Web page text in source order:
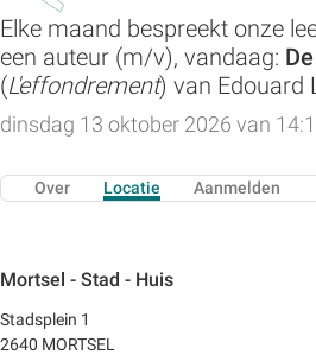
Elke maand bespreekt onze
een auteur (m/v), vandaag:
(L'effondrement) van Edouard
dinsdag 13 oktober 2026 van
Over Locatie Aanmelden
Mortsel - Stad - Huis
Stadsplein 1
2640 MORTSEL
Zoeken